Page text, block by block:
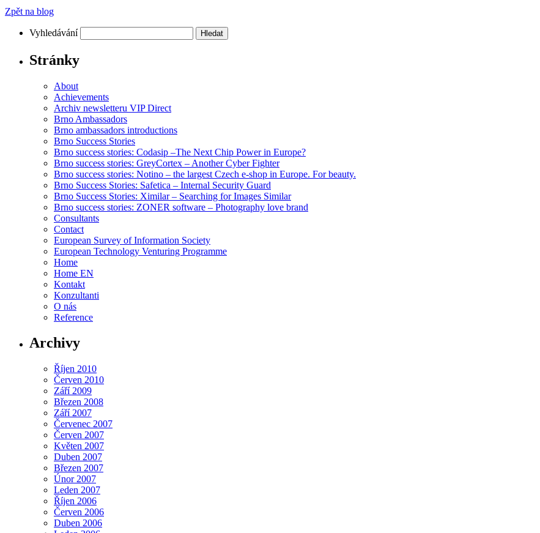
Zpět na blog
Vyhledávání
Stránky
About
Achievements
Archiv newsletteru VIP Direct
Brno Ambassadors
Brno ambassadors introductions
Brno Success Stories
Brno success stories: Codasip –The Next Chip Power in Europe?
Brno success stories: GreyCortex – Another Cyber Fighter
Brno success stories: Notino – the largest Czech e-shop in Europe. For beauty.
Brno Success Stories: Safetica – Internal Security Guard
Brno Success Stories: Ximilar – Searching for Images Similar
Brno success stories: ZONER software – Photography love brand
Consultants
Contact
European Survey of Information Society
European Technology Venturing Programme
Home
Home EN
Kontakt
Konzultanti
O nás
Reference
Archivy
Říjen 2010
Červen 2010
Září 2009
Březen 2008
Září 2007
Červenec 2007
Červen 2007
Květen 2007
Duben 2007
Březen 2007
Únor 2007
Leden 2007
Říjen 2006
Červen 2006
Duben 2006